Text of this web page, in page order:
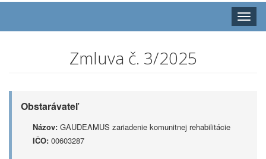
Toggle
Zmluva č. 3/2025
Obstarávateľ
Názov: GAUDEAMUS zariadenie komunitnej rehabilitácie
IČO: 00603287